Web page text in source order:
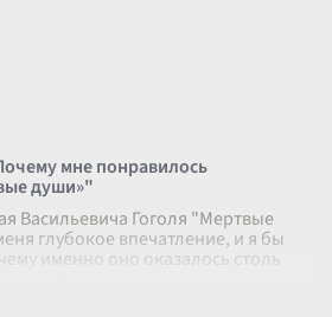
мне понравилось
души»"
Васильевича Гоголя "Мертвые
глубокое впечатление, и я бы
именно оно оказалось столь
д